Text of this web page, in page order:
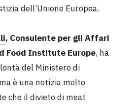
dell’Unione Europea.
, Consulente per gli Affari
Food Institute Europe, ha
del Ministero di
è una notizia molto
che il divieto di meat